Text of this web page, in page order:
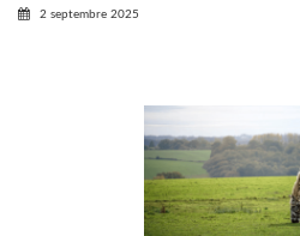
2 septembre 2025